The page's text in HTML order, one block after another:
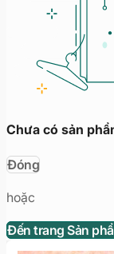
Chưa có sản
Đóng
hoặc
Đến trang Sản